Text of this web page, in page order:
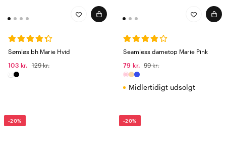
Sømløs bh Marie Hvid
103 kr.
129 kr.
Seamless dametop Marie Pink
79 kr.
99 kr.
Midlertidigt udsolgt
-20% -20%